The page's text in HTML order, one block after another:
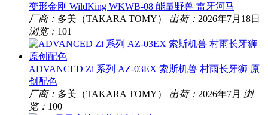
变形金刚 WildKing WKWB-08 能量野兽 雷牙河马
厂商： 多美（TAKARA TOMY） 出荷： 2026年7月18日
浏览： 101
ADVANCED Zi 系列 AZ-03EX 索斯机兽 村雨长牙狮 原
创配色
厂商： 多美（TAKARA TOMY） 出荷： 2026年7月 浏
览： 100